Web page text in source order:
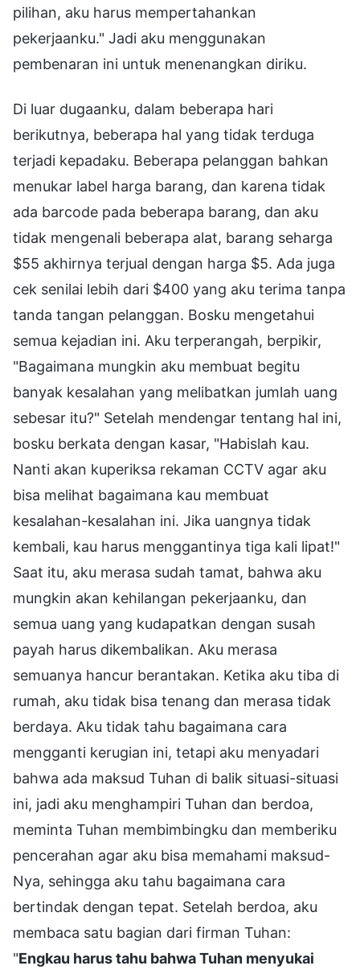
pilihan, aku harus mempertahankan
pekerjaanku." Jadi aku menggunakan
pembenaran ini untuk menenangkan diriku.
Di luar dugaanku, dalam beberapa hari
berikutnya, beberapa hal yang tidak terduga
terjadi kepadaku. Beberapa pelanggan bahkan
menukar label harga barang, dan karena tidak
ada barcode pada beberapa barang, dan aku
tidak mengenali beberapa alat, barang seharga
$55 akhirnya terjual dengan harga $5. Ada juga
cek senilai lebih dari $400 yang aku terima tanpa
tanda tangan pelanggan. Bosku mengetahui
semua kejadian ini. Aku terperangah, berpikir,
"Bagaimana mungkin aku membuat begitu
banyak kesalahan yang melibatkan jumlah uang
sebesar itu?" Setelah mendengar tentang hal ini,
bosku berkata dengan kasar, "Habislah kau.
Nanti akan kuperiksa rekaman CCTV agar aku
bisa melihat bagaimana kau membuat
kesalahan-kesalahan ini. Jika uangnya tidak
kembali, kau harus menggantinya tiga kali lipat!"
Saat itu, aku merasa sudah tamat, bahwa aku
mungkin akan kehilangan pekerjaanku, dan
semua uang yang kudapatkan dengan susah
payah harus dikembalikan. Aku merasa
semuanya hancur berantakan. Ketika aku tiba di
rumah, aku tidak bisa tenang dan merasa tidak
berdaya. Aku tidak tahu bagaimana cara
mengganti kerugian ini, tetapi aku menyadari
bahwa ada maksud Tuhan di balik situasi-situasi
ini, jadi aku menghampiri Tuhan dan berdoa,
meminta Tuhan membimbingku dan memberiku
pencerahan agar aku bisa memahami maksud-
Nya, sehingga aku tahu bagaimana cara
bertindak dengan tepat. Setelah berdoa, aku
membaca satu bagian dari firman Tuhan:
"Engkau harus tahu bahwa Tuhan menyukai